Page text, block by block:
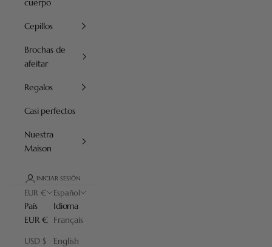
Cepillos
Brochas de
afeitar
Regalos
Casi perfectos
Nuestra
Maison
INICIAR SESIÓN
EUR €
País
EUR €
USD $
Español
Idioma
Français
English